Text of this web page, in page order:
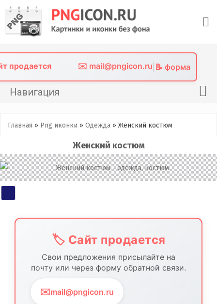
content
продается ✉️ mail@pngicon.ru 📝 форма
Навигация
Png иконки
Фото без фона
Главная » Png иконки » Одежда » Женский костюм
Женский костюм
🏷️ Сайт продается
Свои предложения присылайте на
почту или через форму обратной связи.
✉️mail@pngicon.ru